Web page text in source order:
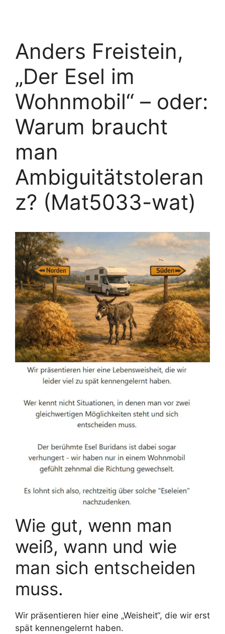
Anders Freistein,
„Der Esel im
Wohnmobil“ – oder:
Warum braucht
man
Ambiguitätstoleran
z? (Mat5033-wat)
Wie gut, wenn man
weiß, wann und wie
man sich entscheiden
muss.
Wir präsentieren hier eine „Weisheit“, die wir erst
spät kennengelernt haben.